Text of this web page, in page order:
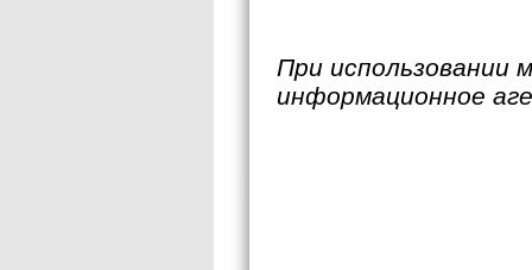
При использовании
информационное